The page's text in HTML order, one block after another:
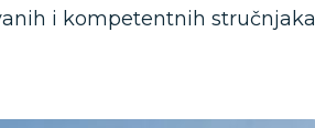
i kompetentnih stručnjaka